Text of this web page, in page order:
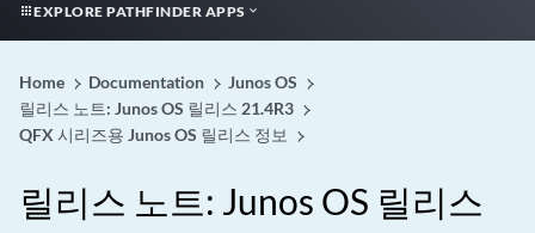
EXPLORE PATHFINDER APPS
Home Documentation
Junos OS
릴리스 노트: Junos OS 릴리스 21.4R3
QFX 시리즈용 Junos OS 릴리스 정보
릴리스 노트: Junos OS 릴리스